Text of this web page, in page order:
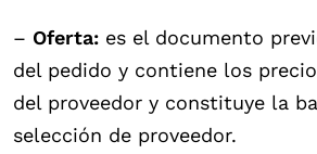
– Oferta: es el documento
del pedido y contiene los
del proveedor y constituye la
selección de proveedor.